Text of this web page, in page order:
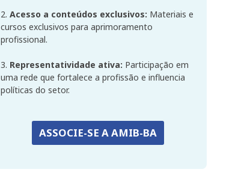
2. Acesso a conteúdos exclusivos: Materiais e
cursos exclusivos para aprimoramento
profissional.
3. Representatividade ativa: Participação em
uma rede que fortalece a profissão e influencia
políticas do setor.
ASSOCIE-SE A AMIB-BA